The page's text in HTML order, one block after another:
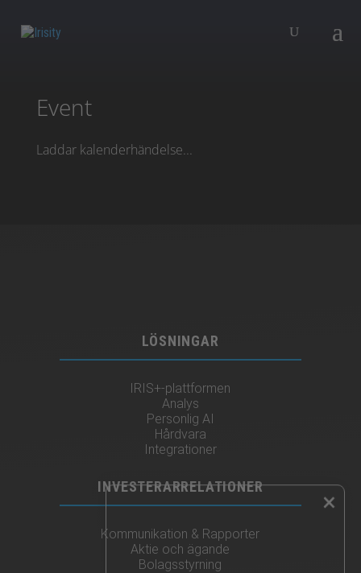
Event
Laddar kalenderhändelse...
LÖSNINGAR
IRIS+-plattformen
Analys
Personlig AI
Hårdvara
Integrationer
INVESTERARRELATIONER
Kommunikation & Rapporter
Aktie och ägande
Bolagsstyrning
×